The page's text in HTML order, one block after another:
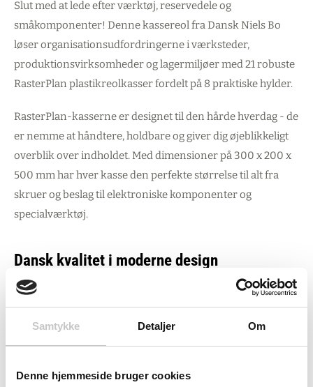
Samtykke Detaljer Om
Denne hjemmeside bruger cookies
Slut med at lede efter værktøj, reservedele og
småkomponenter! Denne kassereol fra Dansk Niels Bo
løser organisationsudfordringerne i værksteder,
produktionsvirksomheder og lagermiljøer med 21 robuste
RasterPlan plastikreolkasser fordelt på 8 praktiske hylder.
RasterPlan-kasserne er designet til den hårde hverdag - de
er nemme at håndtere, holdbare og giver dig øjeblikkeligt
overblik over indholdet. Med dimensioner på 300 x 200 x
500 mm har hver kasse den perfekte størrelse til alt fra
skruer og beslag til elektroniske komponenter og
specialværktøj.
Dansk kvalitet i moderne design
Den pulverlakerede overflade beskytter effektivt mod slid
og korrosion, mens farvekombinationen med ben i RAL
7024 Antracit og øvrigt i RAL 7035 Grå skaber et
professionelt udtryk. Har du særlige farvekrav til dit miljø?
Kassereolen kan leveres i andre farver efter behov.